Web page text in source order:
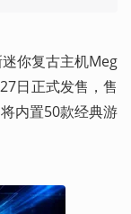
你复古主机Meg
日正式发售，售
内置50款经典游